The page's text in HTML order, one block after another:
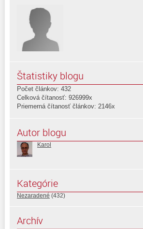
Štatistiky blogu
Počet článkov: 432
Celková čítanosť: 926999x
Priemerná čítanosť článkov: 2146x
Autor blogu
Karol
Kategórie
Nezaradené (432)
Archív